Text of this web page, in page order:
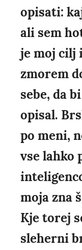
opisati:
ali sem
je moj cilj
zmorem
sebe, da
opisal.
po meni,
vse lahko
moja zna
Kje torej
sleherni